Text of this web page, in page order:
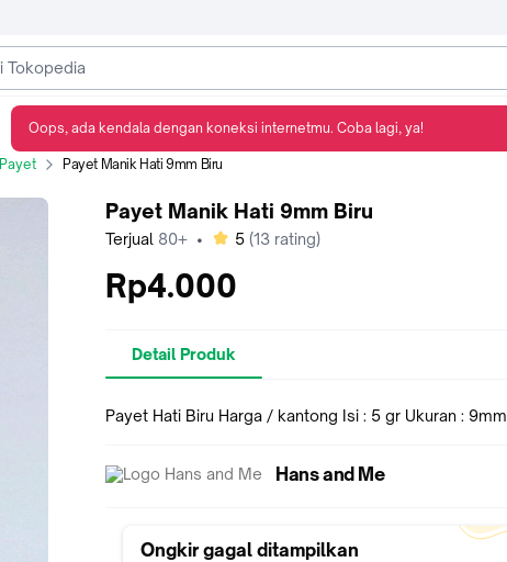
Payet Payet Manik Hati 9mm Biru
Payet Manik Hati 9mm Biru
Terjual 80+ • bintang
5 (13 rating)
Rp4.000
Detail Produk
Payet Hati Biru Harga / kantong Isi : 5 gr Ukuran : 9mm
Hans and Me
Ongkir gagal ditampilkan
Oops, ada kendala dengan koneksi internetmu. Coba lagi, ya!